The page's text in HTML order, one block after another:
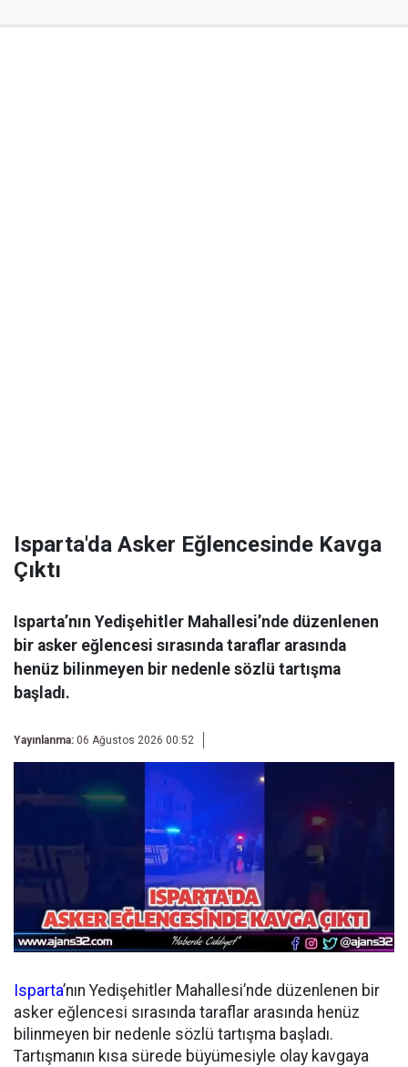
Isparta'da Asker Eğlencesinde Kavga
Çıktı
Isparta’nın Yedişehitler Mahallesi’nde düzenlenen
bir asker eğlencesi sırasında taraflar arasında
henüz bilinmeyen bir nedenle sözlü tartışma
başladı.
Yayınlanma: 06 Ağustos 2026 00:52
Isparta’nın Yedişehitler Mahallesi’nde düzenlenen bir
asker eğlencesi sırasında taraflar arasında henüz
bilinmeyen bir nedenle sözlü tartışma başladı.
Tartışmanın kısa sürede büyümesiyle olay kavgaya